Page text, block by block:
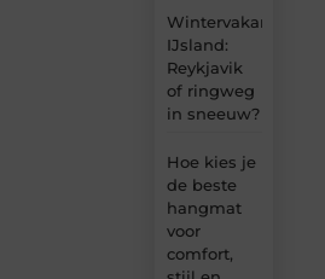
Wintervakantie
IJsland:
Reykjavik
of ringweg
in sneeuw?
Hoe kies je
de beste
hangmat
voor
comfort,